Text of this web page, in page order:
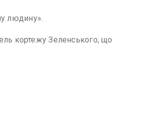
людину».
кортежу Зеленського, що